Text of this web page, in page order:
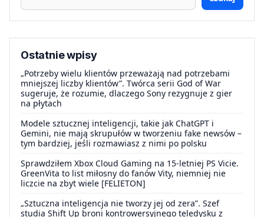
Ostatnie wpisy
„Potrzeby wielu klientów przeważają nad potrzebami
mniejszej liczby klientów”. Twórca serii God of War
sugeruje, że rozumie, dlaczego Sony rezygnuje z gier
na płytach
Modele sztucznej inteligencji, takie jak ChatGPT i
Gemini, nie mają skrupułów w tworzeniu fake newsów –
tym bardziej, jeśli rozmawiasz z nimi po polsku
Sprawdziłem Xbox Cloud Gaming na 15-letniej PS Vicie.
GreenVita to list miłosny do fanów Vity, niemniej nie
liczcie na zbyt wiele [FELIETON]
„Sztuczna inteligencja nie tworzy jej od zera”. Szef
studia Shift Up broni kontrowersyjnego teledysku z